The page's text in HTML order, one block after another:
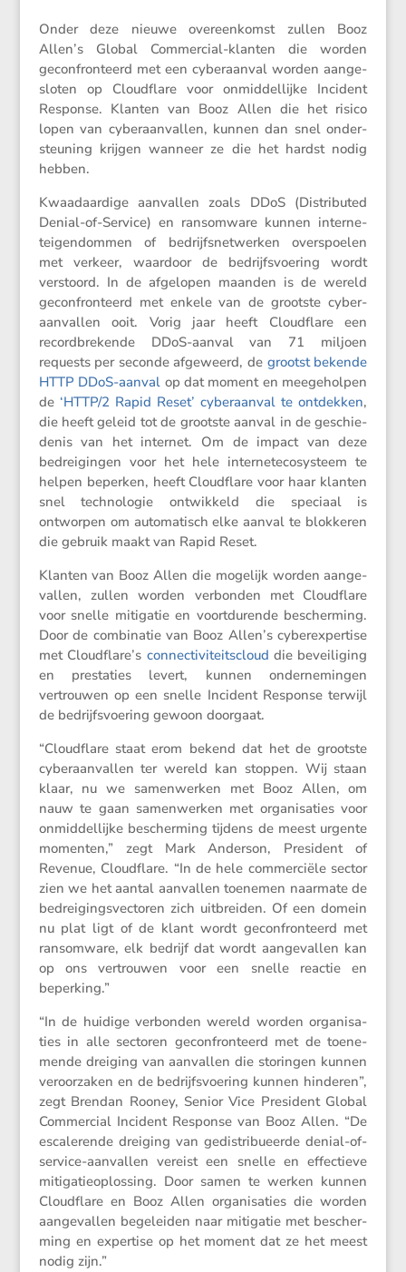
Onder deze nieuwe overeen­komst zullen Booz
Allen’s Global Commer­cial-klanten die worden
gecon­fron­teerd met een cyber­aanval worden aange­
sloten op Cloud­flare voor onmid­del­lijke Incident
Response. Klanten van Booz Allen die het risico
lopen van cyber­aan­vallen, kunnen dan snel onder­
steu­ning krijgen wanneer ze die het hardst nodig
hebben.
Kwaad­aar­dige aanvallen zoals DDoS (Distri­buted
Denial-of-Service) en ransom­ware kunnen inter­ne­
tei­gen­dommen of bedrijfs­net­werken overspoelen
met verkeer, waardoor de bedrijfs­voe­ring wordt
verstoord. In de afgelopen maanden is de wereld
gecon­fron­teerd met enkele van de grootste cyber­
aan­vallen ooit. Vorig jaar heeft Cloud­flare een
record­bre­kende DDoS-aanval van 71 miljoen
requests per seconde afgeweerd, de grootst bekende
HTTP DDoS-aanval op dat moment en meege­holpen
de ‘HTTP/​2 Rapid Reset’ cyber­aanval te ontdekken,
die heeft geleid tot de grootste aanval in de geschie­
denis van het internet. Om de impact van deze
bedrei­gingen voor het hele inter­ne­te­co­sys­teem te
helpen beperken, heeft Cloud­flare voor haar klanten
snel techno­logie ontwik­keld die speciaal is
ontworpen om automa­tisch elke aanval te blokkeren
die gebruik maakt van Rapid Reset.
Klanten van Booz Allen die mogelijk worden aange­
vallen, zullen worden verbonden met Cloud­flare
voor snelle mitigatie en voort­du­rende bescher­ming.
Door de combi­natie van Booz Allen’s cyber­ex­per­tise
met Cloudflare’s connec­ti­vi­teits­cloud die bevei­li­ging
en presta­ties levert, kunnen onder­ne­mingen
vertrouwen op een snelle Incident Response terwijl
de bedrijfs­voe­ring gewoon doorgaat.
“Cloud­flare staat erom bekend dat het de grootste
cyber­aan­vallen ter wereld kan stoppen. Wij staan
klaar, nu we samen­werken met Booz Allen, om
nauw te gaan samen­werken met organi­sa­ties voor
onmid­del­lijke bescher­ming tijdens de meest urgente
momenten,” zegt Mark Anderson, Presi­dent of
Revenue, Cloud­flare. “In de hele commer­ciële sector
zien we het aantal aanvallen toenemen naarmate de
bedrei­gings­vec­toren zich uitbreiden. Of een domein
nu plat ligt of de klant wordt gecon­fron­teerd met
ransom­ware, elk bedrijf dat wordt aange­vallen kan
op ons vertrouwen voor een snelle reactie en
beperking.”
“In de huidige verbonden wereld worden organi­sa­
ties in alle sectoren gecon­fron­teerd met de toene­
mende dreiging van aanvallen die storingen kunnen
veroor­zaken en de bedrijfs­voe­ring kunnen hinderen”,
zegt Brendan Rooney, Senior Vice Presi­dent Global
Commer­cial Incident Response van Booz Allen. “De
escale­rende dreiging van gedis­tri­bu­eerde denial-of-
service-aanvallen vereist een snelle en effec­tieve
mitiga­tie­op­los­sing. Door samen te werken kunnen
Cloud­flare en Booz Allen organi­sa­ties die worden
aange­vallen begeleiden naar mitigatie met bescher­
ming en exper­tise op het moment dat ze het meest
nodig zijn.”